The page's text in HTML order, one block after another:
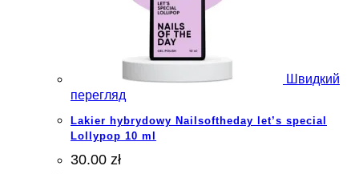
Швидкий
перегляд
Lakier hybrydowy Nailsoftheday let’s special
Lollypop 10 ml
30.00 zł